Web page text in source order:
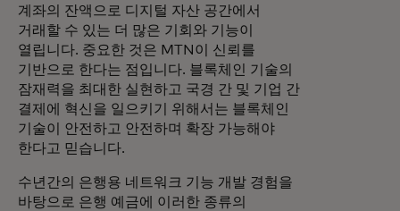
계좌의 잔액으로 디지털 자산 공간에서
거래할 수 있는 더 많은 기회와 기능이
열립니다. 중요한 것은 MTN이 신뢰를
기반으로 한다는 점입니다. 블록체인 기술의
잠재력을 최대한 실현하고 국경 간 및 기업 간
결제에 혁신을 일으키기 위해서는 블록체인
기술이 안전하고 안전하며 확장 가능해야
한다고 믿습니다.
수년간의 은행용 네트워크 기능 개발 경험을
바탕으로 은행 예금에 이러한 종류의